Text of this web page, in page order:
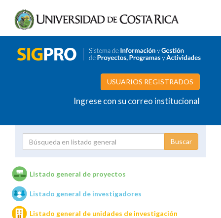
USUARIOS REGISTRADOS
Ingrese con su correo institucional
Unidades de investigación
Listado general de proyectos
Listado general de investigadores
Listado general de unidades de investigación